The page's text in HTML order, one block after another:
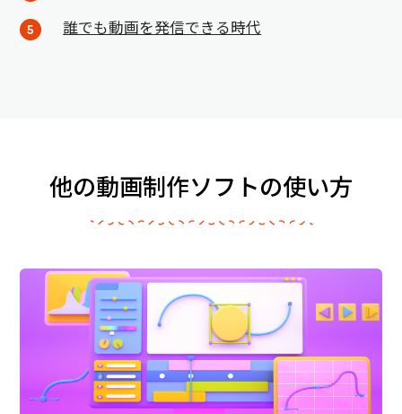
誰でも動画を発信できる時代
他の動画制作ソフトの使い方